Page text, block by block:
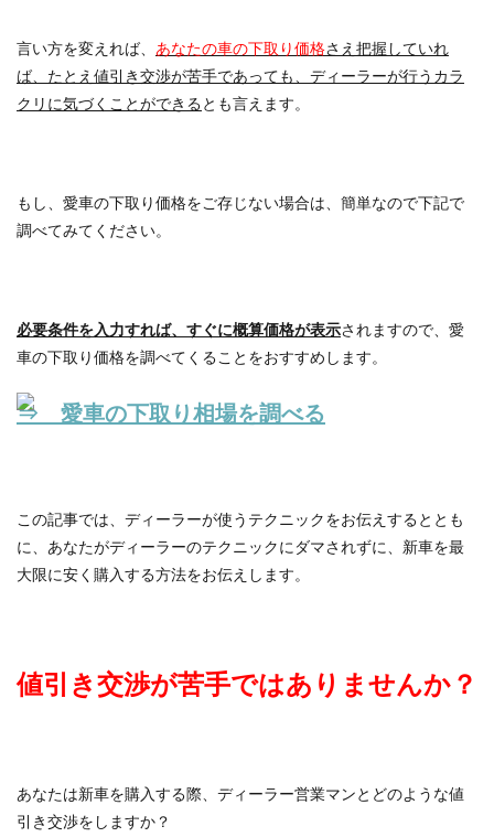
言い方を変えれば、 あなたの車の下取り価格さえ把握していれ
ば、たとえ値引き交渉が苦手であっても、ディーラーが行うカラ
クリに気づくことができるとも言えます。
もし、愛車の下取り価格をご存じない場合は、簡単なので下記で
調べてみてください。
必要条件を入力すれば、すぐに概算価格が表示されますので、愛
車の下取り価格を調べてくることをおすすめします。
⇒ 愛車の下取り相場を調べる
この記事では、ディーラーが使うテクニックをお伝えするととも
に、あなたがディーラーのテクニックにダマされずに、新車を最
大限に安く購入する方法をお伝えします。
値引き交渉が苦手ではありませんか？
あなたは新車を購入する際、ディーラー営業マンとどのような値
引き交渉をしますか？